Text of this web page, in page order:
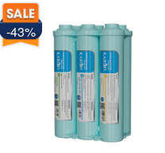
-43%